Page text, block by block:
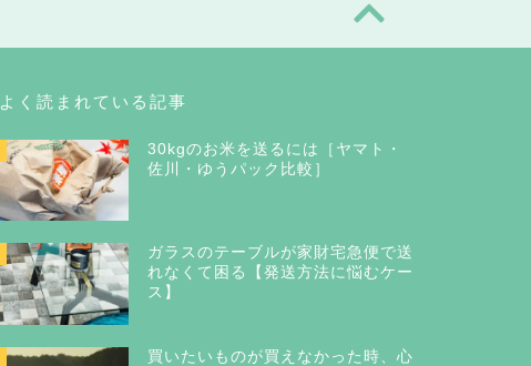
よく読まれている記事
30kgのお米を送るには［ヤマト・
佐川・ゆうパック比較］
ガラスのテーブルが家財宅急便で送
れなくて困る【発送方法に悩むケー
ス】
買いたいものが買えなかった時、心